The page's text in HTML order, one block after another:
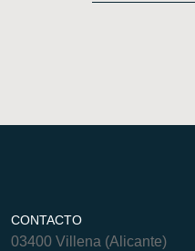
CONTACTO
03400 Villena (Alicante)